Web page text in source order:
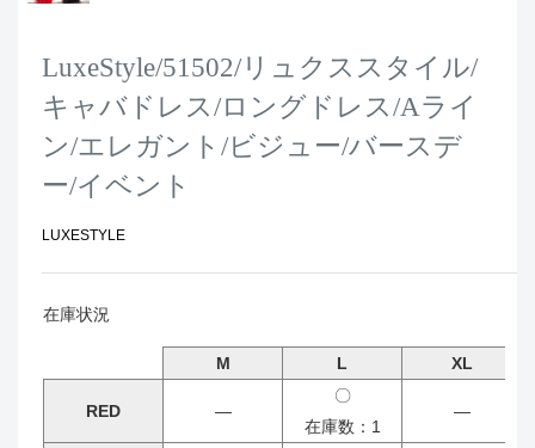
LuxeStyle/51502/リュクススタイル/
キャバドレス/ロングドレス/Aライ
ン/エレガント/ビジュー/バースデ
ー/イベント
LUXESTYLE
在庫状況
M L XL
RED ―
〇
在庫数：1
―